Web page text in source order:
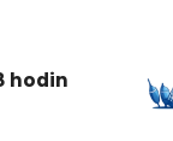
hodin